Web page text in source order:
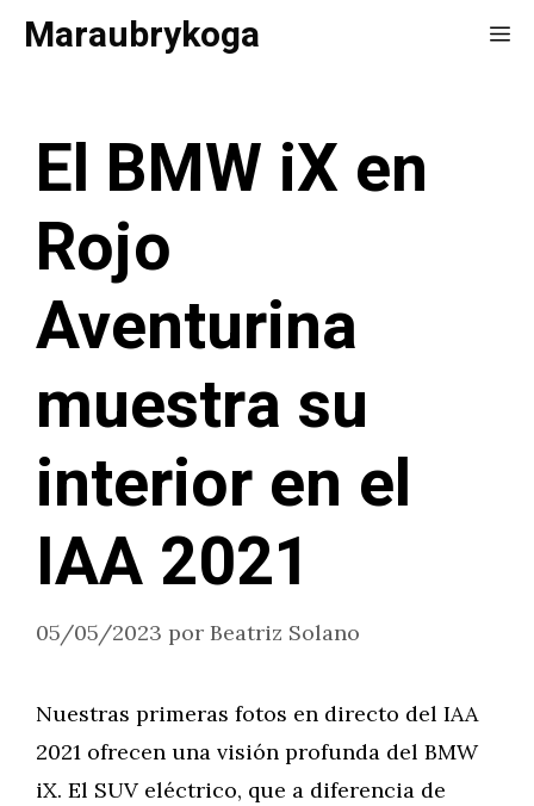
SaltarMaraubrykoga
El BMW iX en
Rojo
Aventurina
muestra su
interior en el
IAA 2021
05/05/2023 por Beatriz Solano
Nuestras primeras fotos en directo del IAA
2021 ofrecen una visión profunda del BMW
iX. El SUV eléctrico, que a diferencia de